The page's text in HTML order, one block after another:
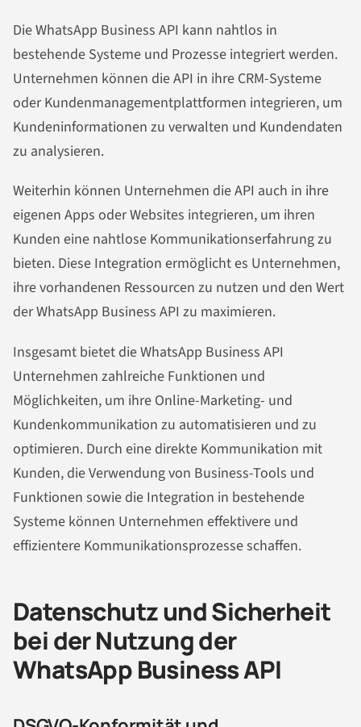
Die WhatsApp Business API kann nahtlos in
bestehende Systeme und Prozesse integriert werden.
Unternehmen können die API in ihre CRM-Systeme
oder Kundenmanagementplattformen integrieren, um
Kundeninformationen zu verwalten und Kundendaten
zu analysieren.
Weiterhin können Unternehmen die API auch in ihre
eigenen Apps oder Websites integrieren, um ihren
Kunden eine nahtlose Kommunikationserfahrung zu
bieten. Diese Integration ermöglicht es Unternehmen,
ihre vorhandenen Ressourcen zu nutzen und den Wert
der WhatsApp Business API zu maximieren.
Insgesamt bietet die WhatsApp Business API
Unternehmen zahlreiche Funktionen und
Möglichkeiten, um ihre Online-Marketing- und
Kundenkommunikation zu automatisieren und zu
optimieren. Durch eine direkte Kommunikation mit
Kunden, die Verwendung von Business-Tools und
Funktionen sowie die Integration in bestehende
Systeme können Unternehmen effektivere und
effizientere Kommunikationsprozesse schaffen.
Datenschutz und Sicherheit
bei der Nutzung der
WhatsApp Business API